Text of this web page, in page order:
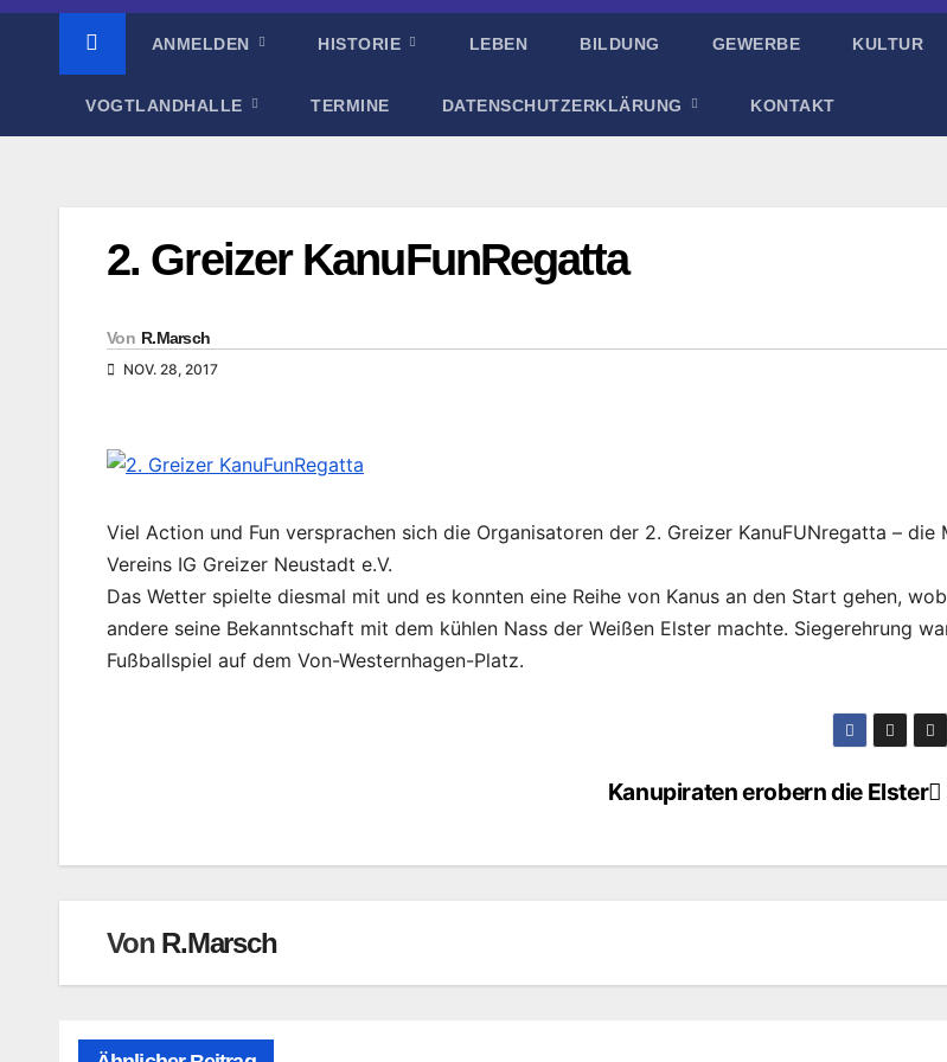
ANMELDEN HISTORIE LEBEN BILDUNG GEWERBE KULTUR
VOGTLANDHALLE TERMINE DATENSCHUTZERKLÄRUNG KONTAKT
2. Greizer KanuFunRegatta
Von R.Marsch
NOV. 28, 2017
Viel Action und Fun versprachen sich die Organisatoren der 2. Greizer KanuFUNregatta – die
Vereins IG Greizer Neustadt e.V.
Das Wetter spielte diesmal mit und es konnten eine Reihe von Kanus an den Start gehen,
andere seine Bekanntschaft mit dem kühlen Nass der Weißen Elster machte. Siegerehrung
Fußballspiel auf dem Von-Westernhagen-Platz.
Kanupiraten erobern die Elster
Von R.Marsch